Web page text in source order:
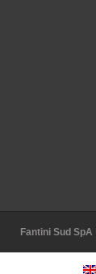
Fantini Sud SpA